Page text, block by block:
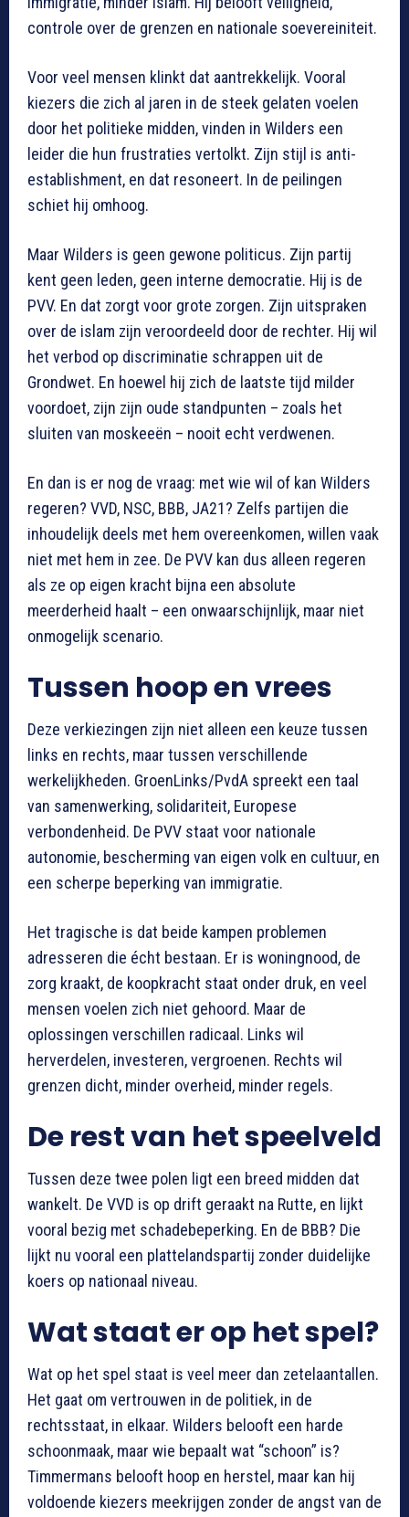
controle over de grenzen en nationale soevereiniteit.
Voor veel mensen klinkt dat aantrekkelijk. Vooral
kiezers die zich al jaren in de steek gelaten voelen
door het politieke midden, vinden in Wilders een
leider die hun frustraties vertolkt. Zijn stijl is anti-
establishment, en dat resoneert. In de peilingen
schiet hij omhoog.
Maar Wilders is geen gewone politicus. Zijn partij
kent geen leden, geen interne democratie. Hij is de
PVV. En dat zorgt voor grote zorgen. Zijn uitspraken
over de islam zijn veroordeeld door de rechter. Hij wil
het verbod op discriminatie schrappen uit de
Grondwet. En hoewel hij zich de laatste tijd milder
voordoet, zijn zijn oude standpunten – zoals het
sluiten van moskeeën – nooit echt verdwenen.
En dan is er nog de vraag: met wie wil of kan Wilders
regeren? VVD, NSC, BBB, JA21? Zelfs partijen die
inhoudelijk deels met hem overeenkomen, willen vaak
niet met hem in zee. De PVV kan dus alleen regeren
als ze op eigen kracht bijna een absolute
meerderheid haalt – een onwaarschijnlijk, maar niet
onmogelijk scenario.
Tussen hoop en vrees
Deze verkiezingen zijn niet alleen een keuze tussen
links en rechts, maar tussen verschillende
werkelijkheden. GroenLinks/PvdA spreekt een taal
van samenwerking, solidariteit, Europese
verbondenheid. De PVV staat voor nationale
autonomie, bescherming van eigen volk en cultuur, en
een scherpe beperking van immigratie.
Het tragische is dat beide kampen problemen
adresseren die écht bestaan. Er is woningnood, de
zorg kraakt, de koopkracht staat onder druk, en veel
mensen voelen zich niet gehoord. Maar de
oplossingen verschillen radicaal. Links wil
herverdelen, investeren, vergroenen. Rechts wil
grenzen dicht, minder overheid, minder regels.
De rest van het speelveld
Tussen deze twee polen ligt een breed midden dat
wankelt. De VVD is op drift geraakt na Rutte, en lijkt
vooral bezig met schadebeperking. En de BBB? Die
lijkt nu vooral een plattelandspartij zonder duidelijke
koers op nationaal niveau.
Wat staat er op het spel?
Wat op het spel staat is veel meer dan zetelaantallen.
Het gaat om vertrouwen in de politiek, in de
rechtsstaat, in elkaar. Wilders belooft een harde
schoonmaak, maar wie bepaalt wat “schoon” is?
Timmermans belooft hoop en herstel, maar kan hij
voldoende kiezers meekrijgen zonder de angst van de